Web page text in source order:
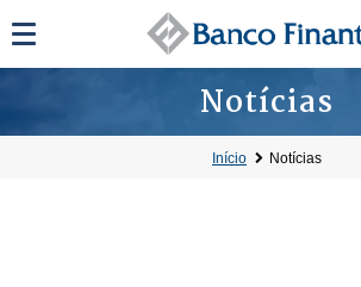
Notícias
Início Notícias